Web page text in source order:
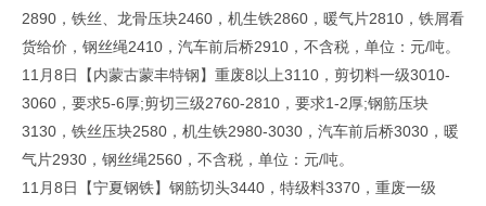
2890，铁丝、龙骨压块2460，机生铁2860，暖气片2810，铁屑看
货给价，钢丝绳2410，汽车前后桥2910，不含税，单位：元/吨。
11月8日【内蒙古蒙丰特钢】重废8以上3110，剪切料一级3010-
3060，要求5-6厚;剪切三级2760-2810，要求1-2厚;钢筋压块
3130，铁丝压块2580，机生铁2980-3030，汽车前后桥3030，暖
气片2930，钢丝绳2560，不含税，单位：元/吨。
11月8日【宁夏钢铁】钢筋切头3440，特级料3370，重废一级